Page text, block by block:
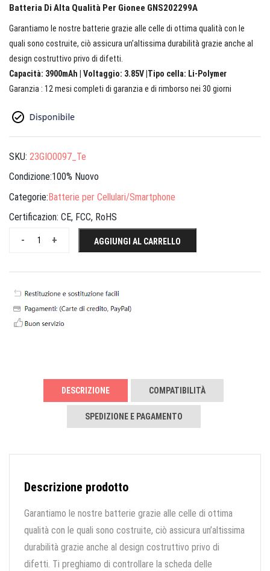
Batteria Di Alta Qualità Per Gionee GNS202299A
Garantiamo le nostre batterie grazie alle celle di ottima qualità con le
quali sono costruite, ciò assicura un’altissima durabilità grazie anche al
design costruttivo privo di difetti.
Capacità: 3900mAh | Voltaggio: 3.85V |Tipo cella: Li-Polymer
Garanzia : 12 mesi completi di garanzia e di rimborso nei 30 giorni
SKU: 23GIO0097_Te
Condizione:100% Nuovo
Categorie:Batterie per Cellulari/Smartphone
Certificazion: CE, FCC, RoHS
+
- AGGIUNGI AL CARRELLO
DESCRIZIONE COMPATIBILITÀ
SPEDIZIONE E PAGAMENTO
Descrizione prodotto
Garantiamo le nostre batterie grazie alle celle di ottima
qualità con le quali sono costruite, ciò assicura un’altissima
durabilità grazie anche al design costruttivo privo di
difetti. Ti preghiamo di controllare la scheda delle